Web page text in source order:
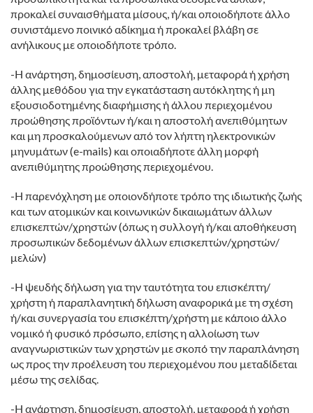
προκαλεί συναισθήματα μίσους, ή/και οποιοδήποτε άλλο
συνιστάμενο ποινικό αδίκημα ή προκαλεί βλάβη σε
ανήλικους με οποιοδήποτε τρόπο.
-Η ανάρτηση, δημοσίευση, αποστολή, μεταφορά ή χρήση
άλλης μεθόδου για την εγκατάσταση αυτόκλητης ή μη
εξουσιοδοτημένης διαφήμισης ή άλλου περιεχομένου
προώθησης προϊόντων ή/και η αποστολή ανεπιθύμητων
και μη προσκαλούμενων από τον λήπτη ηλεκτρονικών
μηνυμάτων (e-mails) και οποιαδήποτε άλλη μορφή
ανεπιθύμητης προώθησης περιεχομένου.
-Η παρενόχληση με οποιονδήποτε τρόπο της ιδιωτικής ζωής
και των ατομικών και κοινωνικών δικαιωμάτων άλλων
επισκεπτών/χρηστών (όπως η συλλογή ή/και αποθήκευση
προσωπικών δεδομένων άλλων επισκεπτών/χρηστών/
μελών)
-Η ψευδής δήλωση για την ταυτότητα του επισκέπτη/
χρήστη ή παραπλανητική δήλωση αναφορικά με τη σχέση
ή/και συνεργασία του επισκέπτη/χρήστη με κάποιο άλλο
νομικό ή φυσικό πρόσωπο, επίσης η αλλοίωση των
αναγνωριστικών των χρηστών με σκοπό την παραπλάνηση
ως προς την προέλευση του περιεχομένου που μεταδίδεται
μέσω της σελίδας.
-Η ανάρτηση, δημοσίευση, αποστολή, μεταφορά ή χρήση